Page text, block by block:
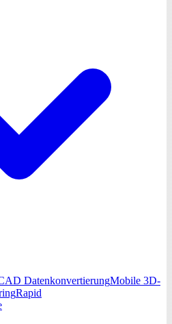
DatenkonvertierungMobile 3D-
Rapid